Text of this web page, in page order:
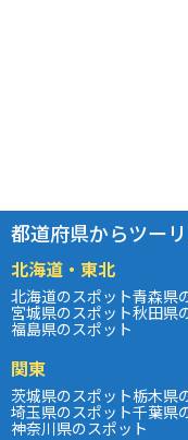
都道府県からツー
北海道・東北
北海道のスポット青森県
宮城県のスポット秋田県
福島県のスポット
関東
茨城県のスポット栃木県
埼玉県のスポット千葉県
神奈川県のスポット